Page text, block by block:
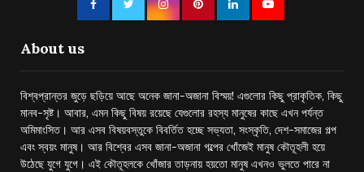
About us
বিশ্বপ্রান্তর জুড়ে ছড়িয়ে আছে অনেক জানা-অজানা বিস্ময়! এগুলোর কিছু প্রাকৃতিক, কিছু
মানব-সৃষ্ট। আবার, এমন কিছু বিষয় রয়েছে যেগুলোর রহস্য মানুষের কাছে এখন পর্যন্ত
অমিমাংসিত। আর এসব বিষয়বস্তুকে বিবর্তিত হচ্ছে সভ্যতা, সংস্কৃতি, দেশ-সমাজের গল্প
এবং স্বয়ং মানুষ। আর বিশ্বের এসব জানা-অজানা গল্পের খোঁজেই মানুষ কৌতূহলী হয়ে
উঠেছে যুগে যুগে। এই কৌতূহলকে খোঁজার তাড়নায় হয়তো মানুষ এখনও ভুলতে পারে না